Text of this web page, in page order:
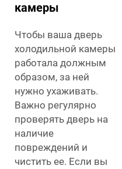
камеры
Чтобы ваша дверь
холодильной камеры
работала должным
образом, за ней
нужно ухаживать.
Важно регулярно
проверять дверь на
наличие
повреждений и
чистить ее. Если вы